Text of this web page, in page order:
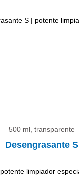
500 ml, transparente
Desengrasante S
potente limpiador